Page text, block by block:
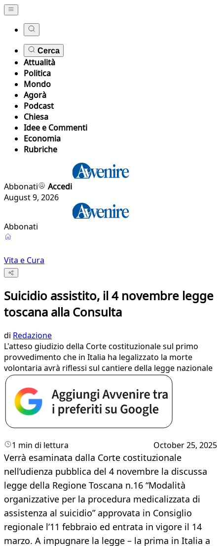
Cerca
Attualità
Politica
Mondo
Agorà
Podcast
Chiesa
Idee e Commenti
Economia
Rubriche
Abbonati
Accedi
August 9, 2026
Abbonati
Vita e Cura
Suicidio assistito, il 4 novembre legge
toscana alla Consulta
di Redazione
L'atteso giudizio della Corte costituzionale sul primo
provvedimento che in Italia ha legalizzato la morte
volontaria avrà riflessi sul cantiere della legge nazionale
1 min di lettura October 25, 2025
Verrà esaminata dalla Corte costituzionale
nell’udienza pubblica del 4 novembre la discussa
legge della Regione Toscana n.16 “Modalità
organizzative per la procedura medicalizzata di
assistenza al suicidio” approvata in Consiglio
regionale l’11 febbraio ed entrata in vigore il 14
marzo. A impugnare la legge – la prima in Italia a